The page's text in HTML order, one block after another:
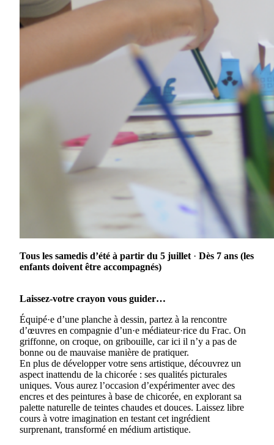
Tous les samedis d’été à partir du 5 juillet · Dès 7 ans (les
enfants doivent être accompagnés)
Laissez-votre crayon vous guider…
Équipé·e d’une planche à dessin, partez à la rencontre
d’œuvres en compagnie d’un·e médiateur·rice du Frac. On
griffonne, on croque, on gribouille, car ici il n’y a pas de
bonne ou de mauvaise manière de pratiquer.
En plus de développer votre sens artistique, découvrez un
aspect inattendu de la chicorée : ses qualités picturales
uniques. Vous aurez l’occasion d’expérimenter avec des
encres et des peintures à base de chicorée, en explorant sa
palette naturelle de teintes chaudes et douces. Laissez libre
cours à votre imagination en testant cet ingrédient
surprenant, transformé en médium artistique.